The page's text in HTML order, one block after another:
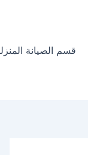
قسم الصيانة